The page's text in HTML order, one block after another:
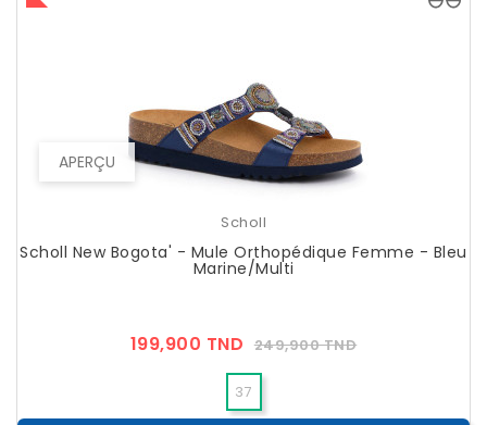
APERÇU
Scholl
Scholl New Bogota' - Mule Orthopédique Femme - Bleu
Marine/multi
199,900 TND Prix
Public
249,900 TNDPrix
37